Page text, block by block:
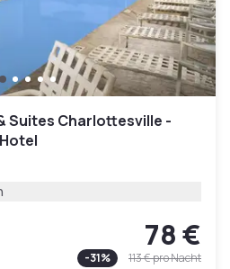
Suites Charlottesville -
78 €
-31% 113 €pro Nacht